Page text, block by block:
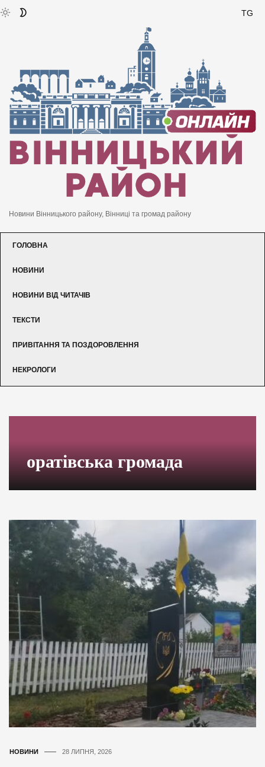
TG
Новини Вінницького району, Вінниці та громад району
ГОЛОВНА
НОВИНИ
НОВИНИ ВІД ЧИТАЧІВ
ТЕКСТИ
ПРИВІТАННЯ ТА ПОЗДОРОВЛЕННЯ
НЕКРОЛОГИ
оратівська громада
НОВИНИ 28 ЛИПНЯ, 2026